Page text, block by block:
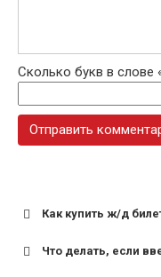
Сколько букв в слове
Как купить ж/д
Что делать, если